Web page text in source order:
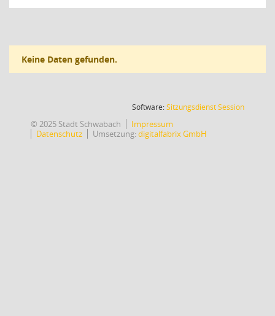
Keine Daten gefunden.
Software:SitzungsdienstSession(Wird in
© 2025 Stadt Schwabach
Impressum
Datenschutz
Umsetzung:digitalfabrix GmbH